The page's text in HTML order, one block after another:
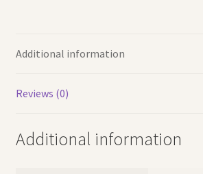
Additional information
Reviews (0)
Additional information